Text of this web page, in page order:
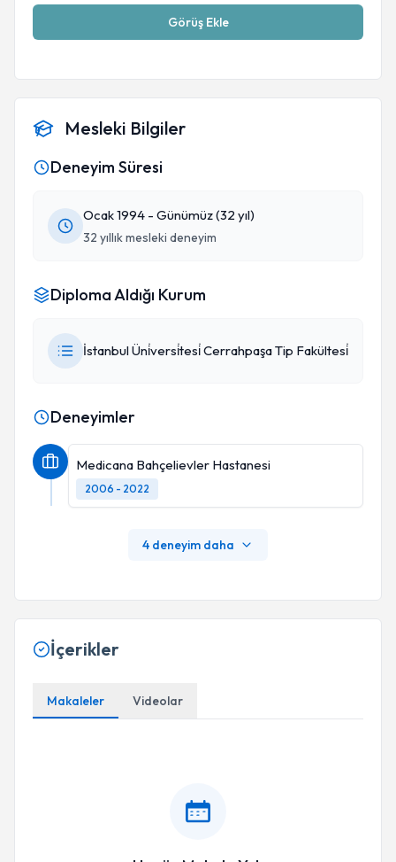
Görüş Ekle
Mesleki Bilgiler
Deneyim Süresi
Ocak 1994 - Günümüz (32 yıl)
32 yıllık mesleki deneyim
Diploma Aldığı Kurum
İstanbul Üni̇versi̇tesi̇ Cerrahpaşa Tip Fakültesi̇
Deneyimler
Medicana Bahçelievler Hastanesi
2006 - 2022
4 deneyim daha
İçerikler
Makaleler Videolar